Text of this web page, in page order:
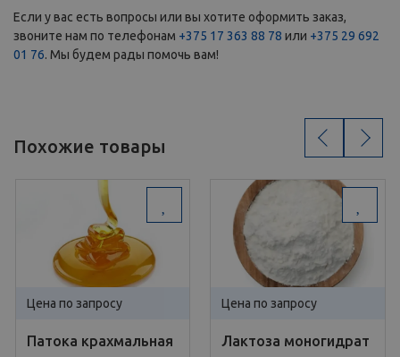
Если у вас есть вопросы или вы хотите оформить заказ,
звоните нам по телефонам +375 17 363 88 78 или +375 29 692
01 76. Мы будем рады помочь вам!
Похожие товары
Цена по запросу
Патока крахмальная
Цена по запросу
Лактоза моногидрат
‹ ›